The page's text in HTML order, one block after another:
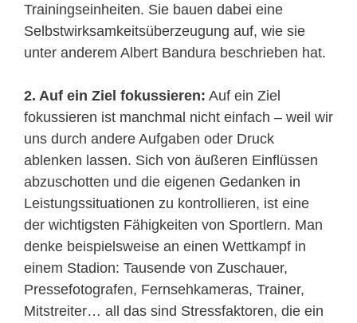
Trainingseinheiten. Sie bauen dabei eine
Selbstwirksamkeitsüberzeugung auf, wie sie
unter anderem Albert Bandura beschrieben hat.
2. Auf ein Ziel fokussieren: Auf ein Ziel
fokussieren ist manchmal nicht einfach – weil wir
uns durch andere Aufgaben oder Druck
ablenken lassen. Sich von äußeren Einflüssen
abzuschotten und die eigenen Gedanken in
Leistungssituationen zu kontrollieren, ist eine
der wichtigsten Fähigkeiten von Sportlern. Man
denke beispielsweise an einen Wettkampf in
einem Stadion: Tausende von Zuschauer,
Pressefotografen, Fernsehkameras, Trainer,
Mitstreiter… all das sind Stressfaktoren, die ein